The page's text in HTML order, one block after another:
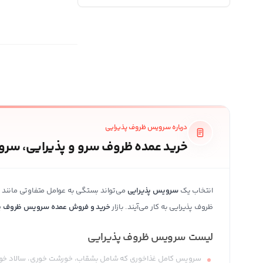
درباره سرویس ظروف پذیرایی
خرید عمده ظروف سرو و پذیرایی،
انتخاب یک سرویس پذیرایی می‌تواند بستگی به عوامل متفاوتی
ظروف پذیرایی به کار می‌آیند. بازار خرید و فروش عمده سرویس ظروف
لیست سرویس ظروف پذیرایی
سرویس کامل غذاخوری که شامل بشقاب، خورشت خوری، سالاد